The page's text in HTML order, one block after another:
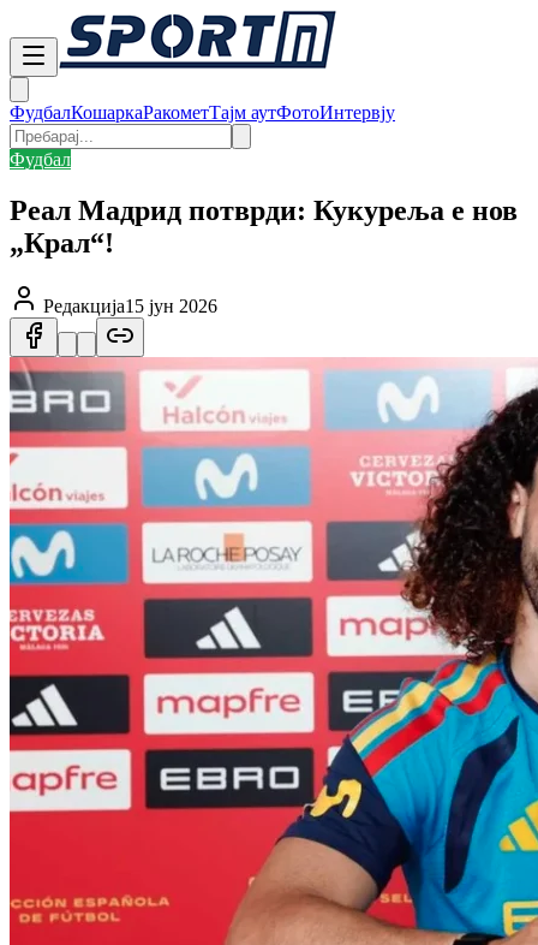
ФудбалКошаркаРакометТајм аутФотоИнтервју
Фудбал
Реал Мадрид потврди: Кукуреља е нов
„Крал“!
Редакција15 јун 2026